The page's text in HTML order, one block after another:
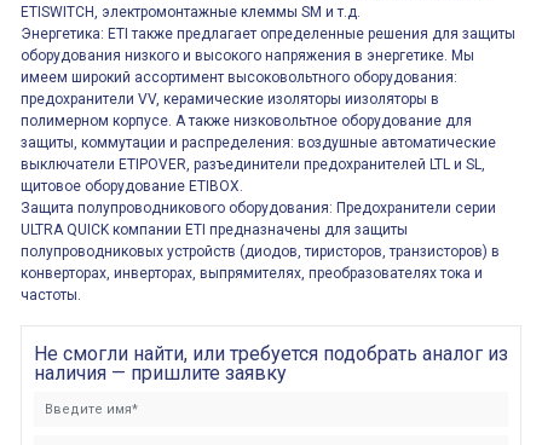
ETISWITCH, электромонтажные клеммы SM и т.д.
Энергетика: ETI также предлагает определенные решения для защиты
оборудования низкого и высокого напряжения в энергетике. Мы
имеем широкий ассортимент высоковольтного оборудования:
предохранители VV, керамические изоляторы иизоляторы в
полимерном корпусе. А также низковольтное оборудование для
защиты, коммутации и распределения: воздушные автоматические
выключатели ETIPOVER, разъединители предохранителей LTL и SL,
щитовое оборудование ETIBOX.
Защита полупроводникового оборудования: Предохранители серии
ULTRA QUICK компании ETI предназначены для защиты
полупроводниковых устройств (диодов, тиристоров, транзисторов) в
конверторах, инверторах, выпрямителях, преобразователях тока и
частоты.
Не смогли найти, или требуется подобрать аналог из
наличия — пришлите заявку